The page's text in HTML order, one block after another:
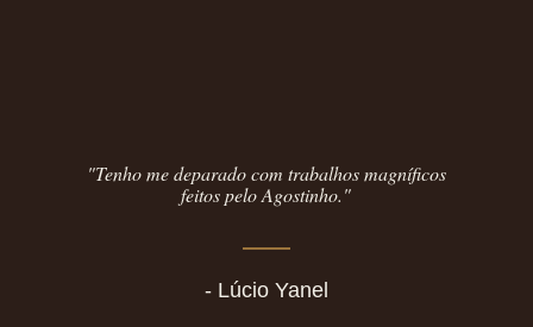
"Tenho me deparado com trabalhos magníficos
feitos pelo Agostinho."
- Lúcio Yanel